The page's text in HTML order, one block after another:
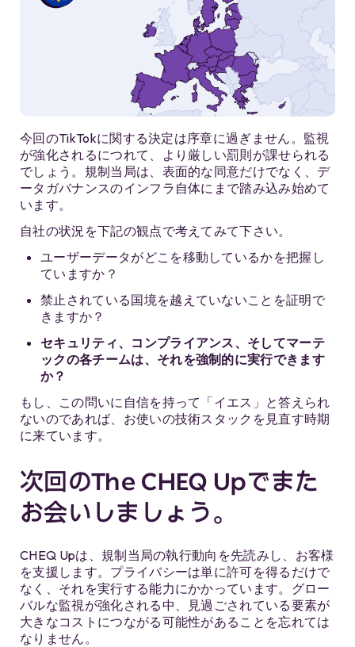
今回のTikTokに関する決定は序章に過ぎません。監視
が強化されるにつれて、より厳しい罰則が課せられる
でしょう。規制当局は、表面的な同意だけでなく、デ
ータガバナンスのインフラ自体にまで踏み込み始めて
います。
自社の状況を下記の観点で考えてみて下さい。
ユーザーデータがどこを移動しているかを把握し
ていますか？
禁止されている国境を越えていないことを証明で
きますか？
セキュリティ、コンプライアンス、そしてマーテ
ックの各チームは、それを強制的に実行できます
か？
もし、この問いに自信を持って「イエス」と答えられ
ないのであれば、お使いの技術スタックを見直す時期
に来ています。
次回のThe CHEQ Upでまた
お会いしましょう。
CHEQ Upは、規制当局の執行動向を先読みし、お客様
を支援します。プライバシーは単に許可を得るだけで
なく、それを実行する能力にかかっています。グロー
バルな監視が強化される中、見過ごされている要素が
大きなコストにつながる可能性があることを忘れては
なりません。